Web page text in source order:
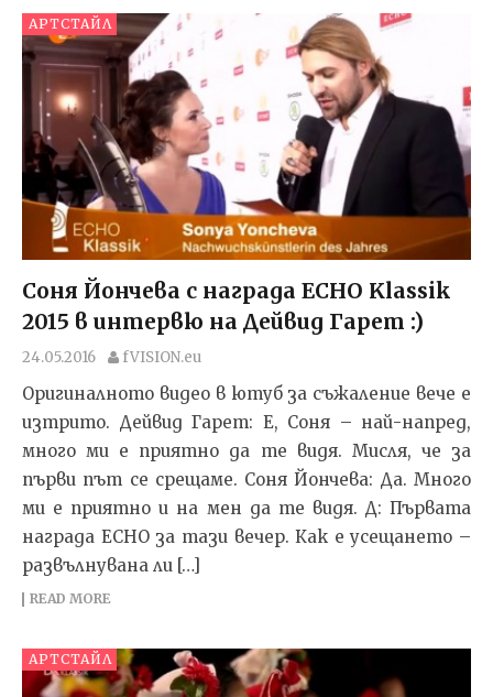
АРТСТАЙЛ
Соня Йончева с награда ECHO Klassik
2015 в интервю на Дейвид Гарет :)
24.05.2016 fVISION.eu
Оригиналното видео в ютуб за съжаление вече е
изтрито. Дейвид Гарет: Е, Соня – най-напред,
много ми е приятно да те видя. Мисля, че за
първи път се срещаме. Соня Йончева: Да. Много
ми е приятно и на мен да те видя. Д: Първата
награда ECHO за тази вечер. Как е усещането –
развълнувана ли […]
READ MORE
АРТСТАЙЛ